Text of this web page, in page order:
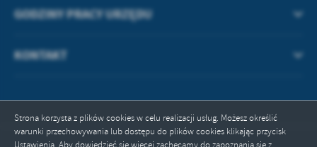
Strona korzysta z plików cookies w celu realizacji usług. Możesz określić
warunki przechowywania lub dostępu do plików cookies klikając przycisk
Ustawienia. Aby dowiedzieć się więcej zachęcamy do zapoznania się z
GODZINY PRACY URZĘDU
KONTAKT